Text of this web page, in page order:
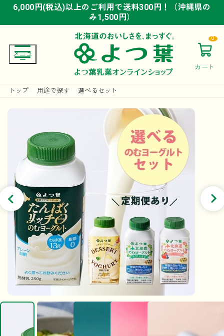
6,000円(税込)以上のご利用で送料300円！（沖縄県の
み1,500円）
6,000円(税込)以上のご利用で送料300円！（沖縄県の
み1,500円）
6,000円(税込)以上のご利用で送料300円！（沖縄県の
み1,500円）
カート
0
トップ 用途で探す 選べるセット